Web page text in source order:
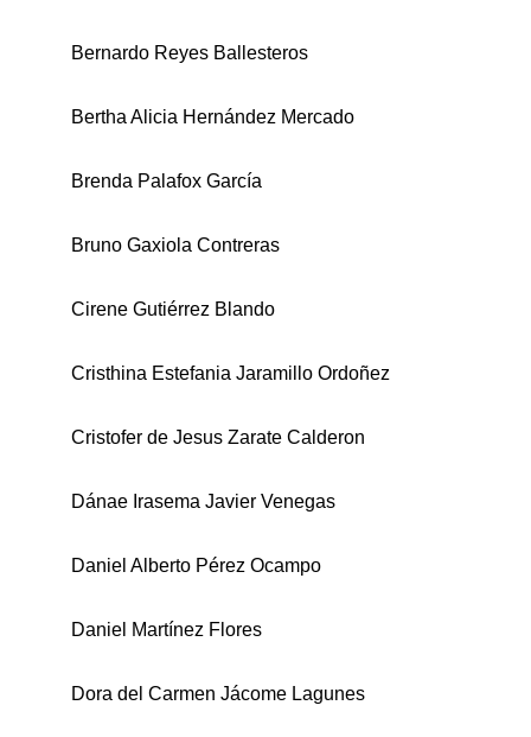
Bernardo Reyes Ballesteros
Bertha Alicia Hernández Mercado
Brenda Palafox García
Bruno Gaxiola Contreras
Cirene Gutiérrez Blando
Cristhina Estefania Jaramillo Ordoñez
Cristofer de Jesus Zarate Calderon
Dánae Irasema Javier Venegas
Daniel Alberto Pérez Ocampo
Daniel Martínez Flores
Dora del Carmen Jácome Lagunes